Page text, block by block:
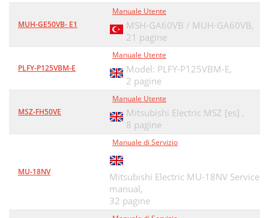
MUH-GE50VB- E1
Manuale Utente
MSH-GA60VB / MUH-GA60VB,
21 pagine
PLFY-P125VBM-E
Manuale Utente
Model: PLFY-P125VBM-E,
2 pagine
MSZ-FH50VE
Manuale Utente
Mitsubishi Electric MSZ [es] ,
8 pagine
MU-18NV
Manuale di Servizio
Mitsubishi Electric MU-18NV Service
manual,
32 pagine